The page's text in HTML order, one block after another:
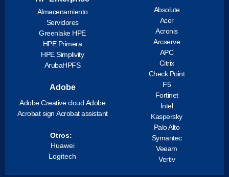
Almacenamiento
Servidores
Greenlake HPE
HPE Primera
HPE Simplivity
ArubaHPFS
Adobe
Adobe Creative cloud Adobe
Acrobat sign Acrobat assistant
Otros:
Huawei
Logitech
Absolute
Acer
Acronis
Arcserve
APC
Citrix
Check Point
F5
Fortinet
Intel
Kaspersky
Palo Alto
Symantec
Veeam
Vertiv